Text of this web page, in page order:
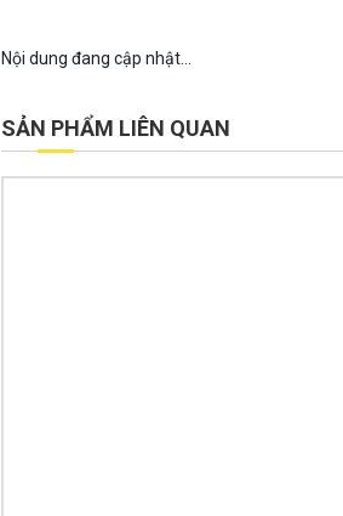
Nội dung đang cập nhật...
SẢN PHẨM LIÊN QUAN